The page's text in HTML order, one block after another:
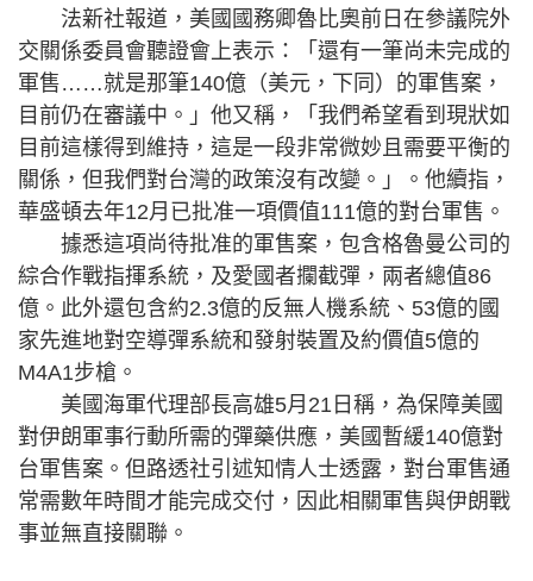
法新社報道，美國國務卿魯比奧前日在參議院外
交關係委員會聽證會上表示：「還有一筆尚未完成的
軍售……就是那筆140億（美元，下同）的軍售案，
目前仍在審議中。」他又稱，「我們希望看到現狀如
目前這樣得到維持，這是一段非常微妙且需要平衡的
關係，但我們對台灣的政策沒有改變。」。他續指，
華盛頓去年12月已批准一項價值111億的對台軍售。
據悉這項尚待批准的軍售案，包含格魯曼公司的
綜合作戰指揮系統，及愛國者攔截彈，兩者總值86
億。此外還包含約2.3億的反無人機系統、53億的國
家先進地對空導彈系統和發射裝置及約價值5億的
M4A1步槍。
美國海軍代理部長高雄5月21日稱，為保障美國
對伊朗軍事行動所需的彈藥供應，美國暫緩140億對
台軍售案。但路透社引述知情人士透露，對台軍售通
常需數年時間才能完成交付，因此相關軍售與伊朗戰
事並無直接關聯。